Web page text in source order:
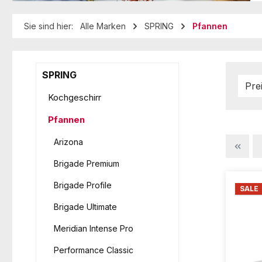
Sie sind hier: Alle Marken SPRING Pfannen
SPRING
Kochgeschirr
Pfannen
Arizona
Brigade Premium
Brigade Profile
Brigade Ultimate
Meridian Intense Pro
Performance Classic
SALE